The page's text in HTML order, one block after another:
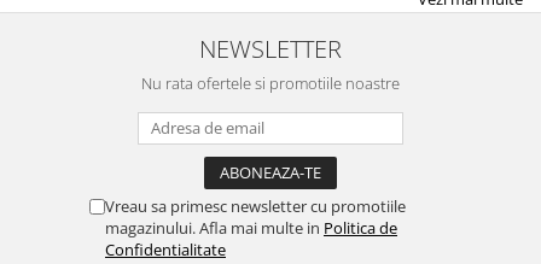
NEWSLETTER
Nu rata ofertele si promotiile noastre
Vreau sa primesc newsletter cu promotiile
magazinului. Afla mai multe in Politica de
Confidentialitate